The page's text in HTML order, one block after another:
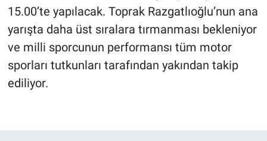
15.00’te yapılacak. Toprak Razgatlıoğlu’nun ana
yarışta daha üst sıralara tırmanması bekleniyor
ve milli sporcunun performansı tüm motor
sporları tutkunları tarafından yakından takip
ediliyor.